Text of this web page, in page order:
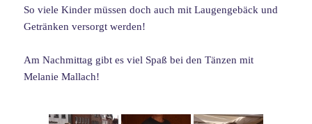
So viele Kinder müssen doch auch mit Laugengebäck und
Getränken versorgt werden!
Am Nachmittag gibt es viel Spaß bei den Tänzen mit
Melanie Mallach!